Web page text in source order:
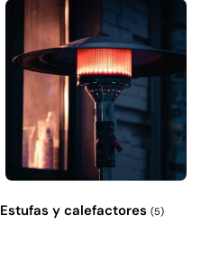
Estufas y calefactores (5)